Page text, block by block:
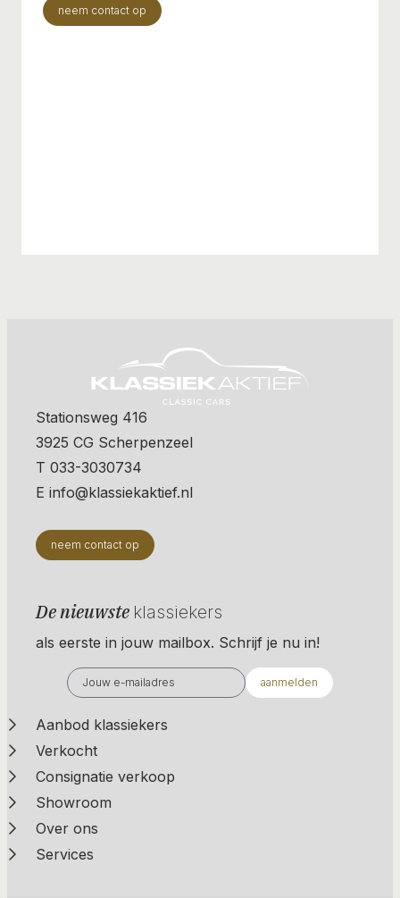
neem contact op
Stationsweg 416
3925 CG Scherpenzeel
T 033-3030734
E info@klassiekaktief.nl
neem contact op
De nieuwste klassiekers
als eerste in jouw mailbox. Schrijf je nu in!
aanmelden
Aanbod klassiekers
Verkocht
Consignatie verkoop
Showroom
Over ons
Services